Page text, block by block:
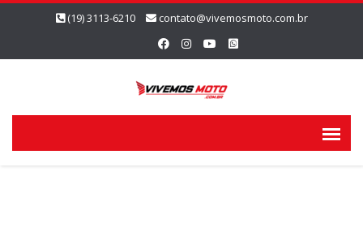
(19) 3113-6210 contato@vivemosmoto.com.br